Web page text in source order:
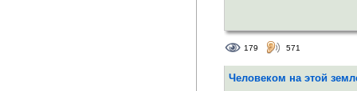
179 571
Человеком на этой